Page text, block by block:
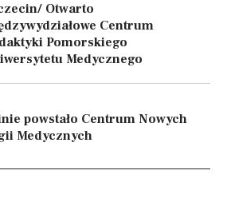
Otwarto
Centrum
Pomorskiego
Medycznego
powstało Centrum Nowych
Medycznych